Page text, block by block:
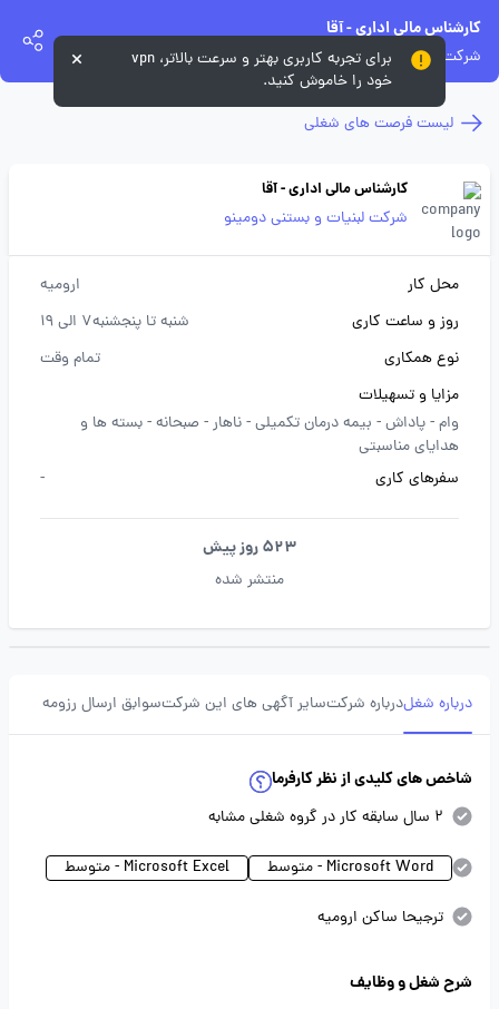
کارشناس مالی اداری - آقا
شرکت لبنیات و بستنی دومینو
لیست فرصت های شغلی
کارشناس مالی اداری - آقا
شرکت لبنیات و بستنی دومینو
محل کار
ارومیه
روز و ساعت کاری
شنبه تا پنجشنبه7 الی 19
نوع همکاری
تمام وقت
مزایا و تسهیلات
وام -پاداش - بیمه درمان تکمیلی -ناهار - صبحانه -بسته ها و
هدایای مناسبتی
سفرهای کاری
-
523 روز پیش
منتشر شده
درباره شغلدرباره شرکتسایر آگهی های این شرکتسوابق ارسال رزومه
شاخص های کلیدی از نظر کارفرما
2 سال سابقه کار در گروه شغلی مشابه
Microsoft Word - متوسط Microsoft Excel - متوسط
ترجیحا ساکن ارومیه
شرح شغل و وظایف
برای تجربه کاربری بهتر و سرعت بالاتر، vpn
خود را خاموش کنید.